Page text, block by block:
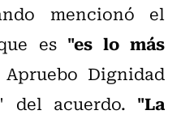
mencionó el
es "es lo más
Dignidad
del acuerdo. "La